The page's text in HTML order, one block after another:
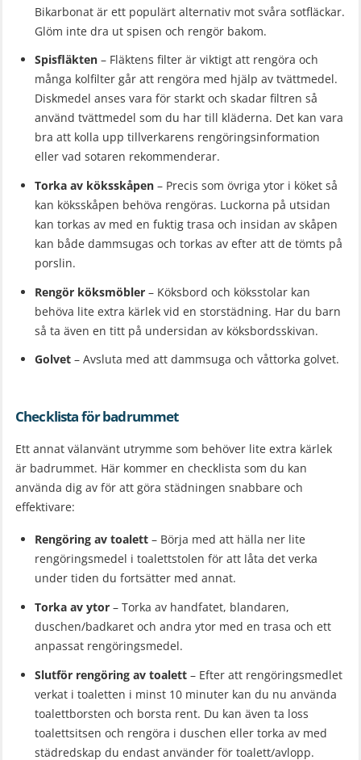
Bikarbonat är ett populärt alternativ mot svåra sotfläckar.
Glöm inte dra ut spisen och rengör bakom.
Spisfläkten – Fläktens filter är viktigt att rengöra och
många kolfilter går att rengöra med hjälp av tvättmedel.
Diskmedel anses vara för starkt och skadar filtren så
använd tvättmedel som du har till kläderna. Det kan vara
bra att kolla upp tillverkarens rengöringsinformation
eller vad sotaren rekommenderar.
Torka av köksskåpen – Precis som övriga ytor i köket så
kan köksskåpen behöva rengöras. Luckorna på utsidan
kan torkas av med en fuktig trasa och insidan av skåpen
kan både dammsugas och torkas av efter att de tömts på
porslin.
Rengör köksmöbler – Köksbord och köksstolar kan
behöva lite extra kärlek vid en storstädning. Har du barn
så ta även en titt på undersidan av köksbordsskivan.
Golvet – Avsluta med att dammsuga och våttorka golvet.
Checklista för badrummet
Ett annat välanvänt utrymme som behöver lite extra kärlek
är badrummet. Här kommer en checklista som du kan
använda dig av för att göra städningen snabbare och
effektivare:
Rengöring av toalett – Börja med att hälla ner lite
rengöringsmedel i toalettstolen för att låta det verka
under tiden du fortsätter med annat.
Torka av ytor – Torka av handfatet, blandaren,
duschen/badkaret och andra ytor med en trasa och ett
anpassat rengöringsmedel.
Slutför rengöring av toalett – Efter att rengöringsmedlet
verkat i toaletten i minst 10 minuter kan du nu använda
toalettborsten och borsta rent. Du kan även ta loss
toalettsitsen och rengöra i duschen eller torka av med
städredskap du endast använder för toalett/avlopp.